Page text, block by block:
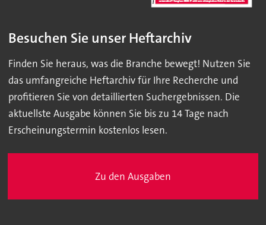
Besuchen Sie unser Heftarchiv
Finden Sie heraus, was die Branche bewegt! Nutzen Sie
das umfangreiche Heftarchiv für Ihre Recherche und
profitieren Sie von detaillierten Suchergebnissen. Die
aktuellste Ausgabe können Sie bis zu 14 Tage nach
Erscheinungstermin kostenlos lesen.
Zu den Ausgaben